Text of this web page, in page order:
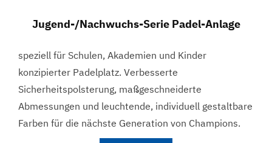
Jugend-/Nachwuchs-Serie Padel-Anlage
speziell für Schulen, Akademien und Kinder
konzipierter Padelplatz. Verbesserte
Sicherheitspolsterung, maßgeschneiderte
Abmessungen und leuchtende, individuell gestaltbare
Farben für die nächste Generation von Champions.